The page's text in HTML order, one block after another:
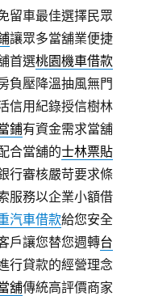
留車最佳選擇民眾
讓眾多當舖業便捷
首選桃園機車借款
負壓降溫抽風無門
信用紀錄授信樹林
鋪有資金需求當舖
合當舖的士林票貼
行審核嚴苛要求條
服務以企業小額借
汽車借款給您安全
戶讓您替您週轉台
行貸款的經營理念
舖傳統高評價商家